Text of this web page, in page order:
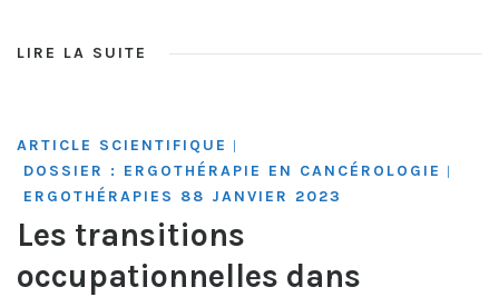
LIRE LA SUITE
ARTICLE SCIENTIFIQUE
DOSSIER : ERGOTHÉRAPIE EN CANCÉROLOGIE
ERGOTHÉRAPIES 88 JANVIER 2023
Les transitions
occupationnelles dans